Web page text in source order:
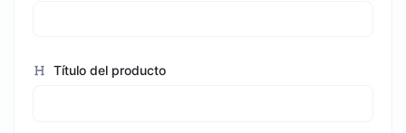
Título del producto